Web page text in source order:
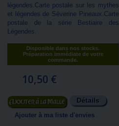
légendes.Carte postale sur les mythes
et légendes de Séverine Pineaux.Carte
postale de la série Bestiaire des
Légendes.
Disponible dans nos stocks.
Préparation immédiate de votre
commande.
10,50 €
Ajouter au panier Détails
Ajouter à ma liste d'envies